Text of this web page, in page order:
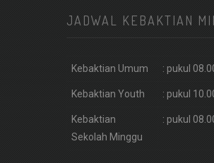
JADWAL KEBAKTIAN
Kebaktian Umum : pukul
Kebaktian Youth : pukul
Kebaktian
Sekolah Minggu
: pukul